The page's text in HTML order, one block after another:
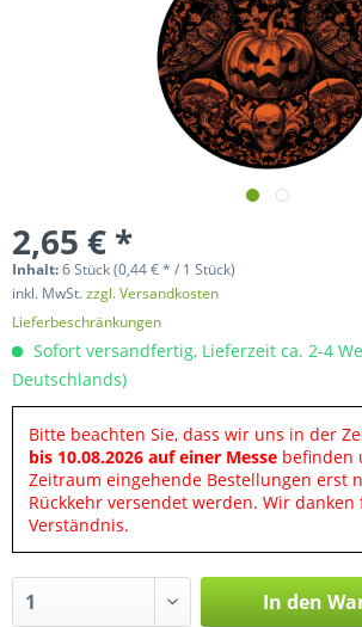
2,65 € *
Inhalt:6 Stück (0,44 € * / 1 Stück)
inkl. MwSt.zzgl. Versandkosten
Lieferbeschränkungen
Sofort versandfertig, Lieferzeit ca. 2-4
Deutschlands)
Bitte beachten Sie, dass wir uns in der
bis 10.08.2026 auf einer Messe befinden
Zeitraum eingehende Bestellungen erst
Rückkehr versendet werden. Wir
Verständnis.
In den